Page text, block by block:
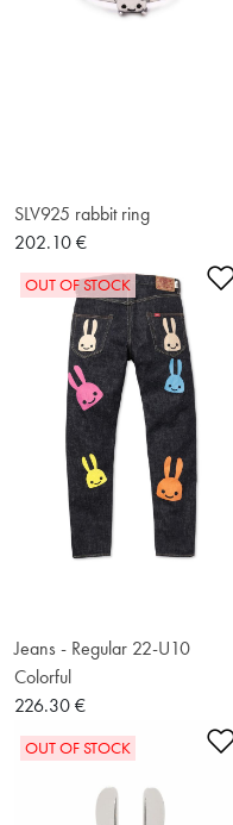
SLV925 rabbit ring
202.10 €
OUT OF STOCK
Jeans - Regular 22-U10
Colorful
226.30 €
OUT OF STOCK